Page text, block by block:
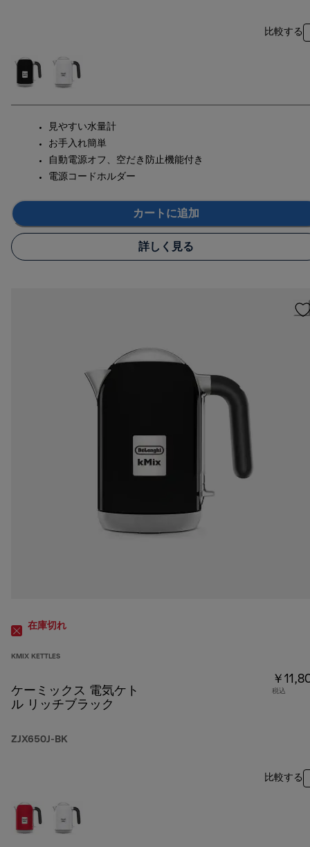
比較する
見やすい水量計
お手入れ簡単
自動電源オフ、空だき防止機能付き
電源コードホルダー
カートに追加
詳しく見る
在庫切れ
KMIX KETTLES
ケーミックス 電気ケト
ル リッチブラック
ZJX650J-BK
￥
税込
比較する